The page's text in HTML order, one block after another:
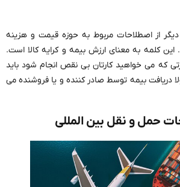
از اصطلاحات مربوط به حوزه قیمت و هزینه
کلمه به معنای ارزش بیمه و کرایه کالا است.
که می خواهید کارتان بی نقص انجام شود باید
دریافت بیمه توسط صادر کننده و یا فروشنده می
حمل و نقل بین المللی